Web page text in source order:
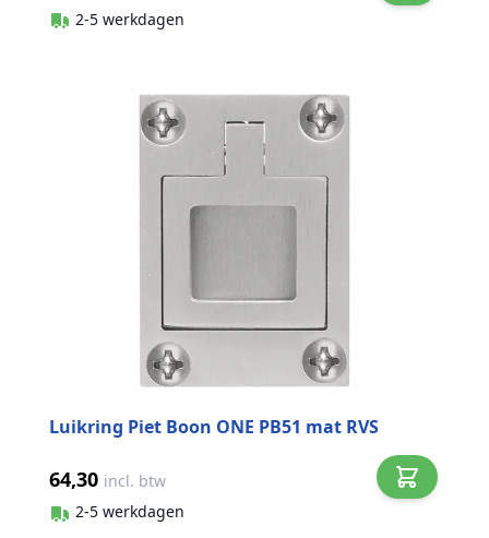
2-5 werkdagen
Luikring Piet Boon ONE PB51 mat RVS
64,30 incl. btw
2-5 werkdagen